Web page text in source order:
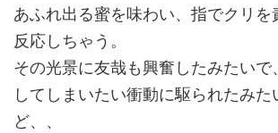
あふれ出る蜜を味わい、指でクリを
反応しちゃう。
その光景に友哉も興奮したみたいで
してしまいたい衝動に駆られたみた
ど、、